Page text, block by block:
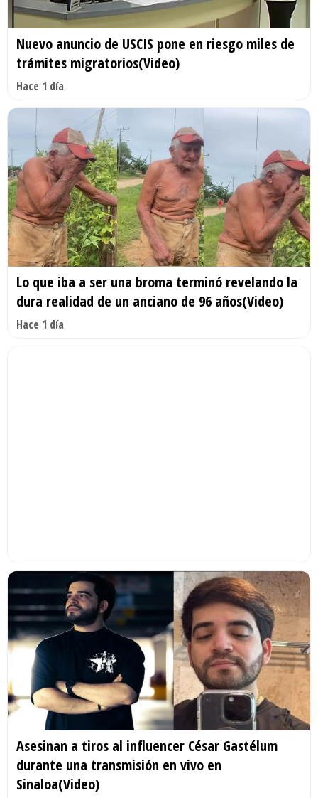
Nuevo anuncio de USCIS pone en riesgo miles de
trámites migratorios(Video)
Hace 1 día
Lo que iba a ser una broma terminó revelando la
dura realidad de un anciano de 96 años(Video)
Hace 1 día
Asesinan a tiros al influencer César Gastélum
durante una transmisión en vivo en
Sinaloa(Video)